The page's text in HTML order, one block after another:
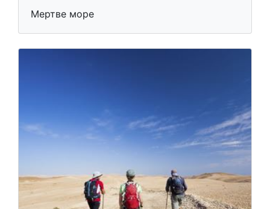
Мертве море